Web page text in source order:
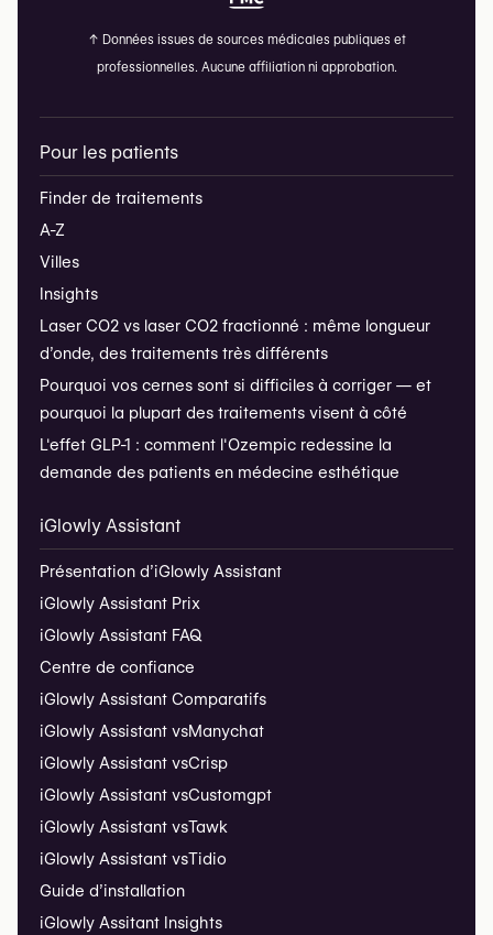
↑ Données issues de sources médicales publiques et
professionnelles. Aucune affiliation ni approbation.
Pour les patients
Finder de traitements
A-Z
Villes
Insights
Laser CO2 vs laser CO2 fractionné : même longueur
d’onde, des traitements très différents
Pourquoi vos cernes sont si difficiles à corriger — et
pourquoi la plupart des traitements visent à côté
L'effet GLP-1 : comment l'Ozempic redessine la
demande des patients en médecine esthétique
iGlowly Assistant
Présentation d’iGlowly Assistant
iGlowly Assistant Prix
iGlowly Assistant FAQ
Centre de confiance
iGlowly Assistant Comparatifs
iGlowly Assistant vsManychat
iGlowly Assistant vsCrisp
iGlowly Assistant vsCustomgpt
iGlowly Assistant vsTawk
iGlowly Assistant vsTidio
Guide d’installation
iGlowly Assitant Insights